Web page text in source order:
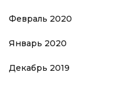
Февраль 2020
Январь 2020
Декабрь 2019